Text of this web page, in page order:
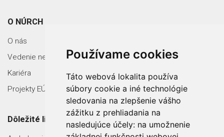
Používame cookies
Táto webová lokalita používa
súbory cookie a iné technológie
sledovania na zlepšenie vášho
zážitku z prehliadania na
nasledujúce účely: na umožnenie
O NÚRCH
O nás
Vedenie nemocnice
Kariéra
Projekty EÚ
Dôležité linky